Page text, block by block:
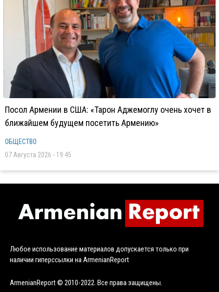
Посол Армении в США: «Тарон Аджемоглу очень хочет в
ближайшем будущем посетить Армению»
ОБЩЕСТВО
07 Августа 2026 - 19:45
Любое использование материалов допускается только при
наличии гиперссылки на ArmenianReport
ArmenianReport © 2010-2022. Все права защищены.